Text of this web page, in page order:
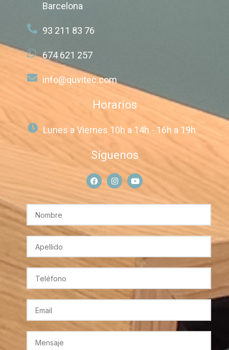
Barcelona
93 211 83 76
674 621 257
info@quvitec.com
Horarios
Lunes a Viernes 10h a 14h - 16h a 19h
Síguenos